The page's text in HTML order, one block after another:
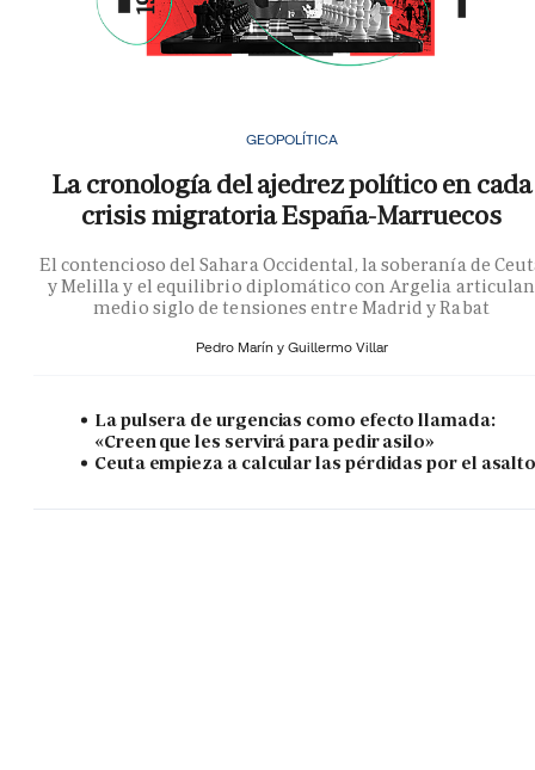
GEOPOLÍTICA
La cronología del ajedrez político en cada
crisis migratoria España-Marruecos
El contencioso del Sahara Occidental, la soberanía de
y Melilla y el equilibrio diplomático con Argelia articulan
medio siglo de tensiones entre Madrid y Rabat
Pedro Marín y Guillermo Villar
La pulsera de urgencias como efecto llamada:
«Creen que les servirá para pedir asilo»
Ceuta empieza a calcular las pérdidas por el